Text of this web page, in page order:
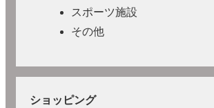
スポーツ施設
その他
ショッピング